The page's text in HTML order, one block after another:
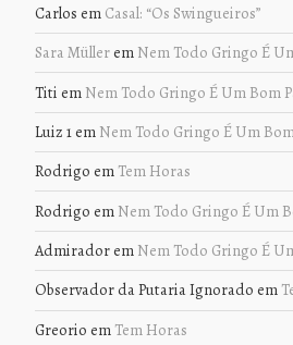
Carlos em Casal: “Os Swingueiros”
Sara Müllerem Nem Todo Gringo É
Titi em Nem Todo Gringo É Um Bom
Luiz 1em Nem Todo Gringo É Um
Rodrigo em Tem Horas
Rodrigo em Nem Todo Gringo É Um
Admiradorem Nem Todo Gringo É
Observador da Putaria Ignorado em
Greorio em Tem Horas